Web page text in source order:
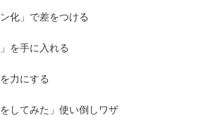
化」で差をつける
を手に入れる
力にする
してみた」使い倒しワザ